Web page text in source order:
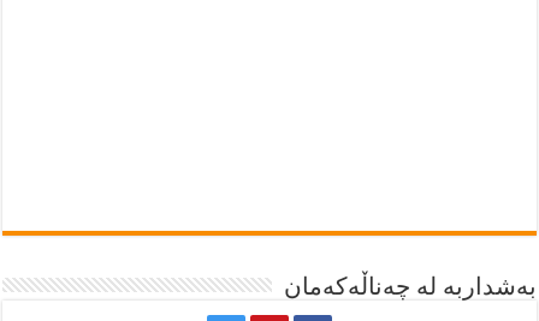
بەشداربە لە چەناڵەکەمان